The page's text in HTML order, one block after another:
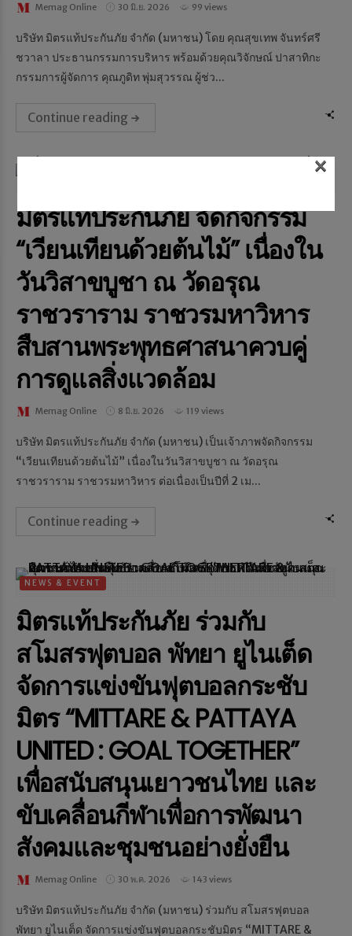
Memag Online 30 มิ.ย. 2026 99 views
บริษัท มิตรแท้ประกันภัย จำกัด (มหาชน) โดย คุณสุขเทพ จันทร์ศรี
ชวาลา ประธานกรรมการบริหาร พร้อมด้วยคุณวิจักษณ์ ปาสาทิกะ
กรรมการผู้จัดการ คุณภูดิท พุ่มสุวรรณ ผู้ช่ว...
Continue reading
มิตรแท้ประกันภัย จัดกิจกรรม
“เวียนเทียนด้วยต้นไม้” เนื่องใน
วันวิสาขบูชา ณ วัดอรุณ
ราชวราราม ราชวรมหาวิหาร
สืบสานพระพุทธศาสนาควบคู่
การดูแลสิ่งแวดล้อม
Memag Online 8 มิ.ย. 2026 119 views
บริษัท มิตรแท้ประกันภัย จำกัด (มหาชน) เป็นเจ้าภาพจัดกิจกรรม
“เวียนเทียนด้วยต้นไม้” เนื่องในวันวิสาขบูชา ณ วัดอรุณ
ราชวราราม ราชวรมหาวิหาร ต่อเนื่องเป็นปีที่ 2 เม...
Continue reading
NEWS & EVENT
มิตรแท้ประกันภัย ร่วมกับ
สโมสรฟุตบอล พัทยา ยูไนเต็ด
จัดการแข่งขันฟุตบอลกระชับ
มิตร “MITTARE & PATTAYA
UNITED : GOAL TOGETHER”
เพื่อสนับสนุนเยาวชนไทย และ
ขับเคลื่อนกีฬาเพื่อการพัฒนา
สังคมและชุมชนอย่างยั่งยืน
Memag Online 30 พ.ค. 2026 143 views
บริษัท มิตรแท้ประกันภัย จำกัด (มหาชน) ร่วมกับ สโมสรฟุตบอล
พัทยา ยูไนเต็ด จัดการแข่งขันฟุตบอลกระชับมิตร “MITTARE &
×